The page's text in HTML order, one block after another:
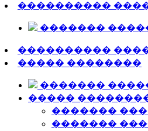
����������
�������
����������
����� ��������
�������
�����
�������
�������